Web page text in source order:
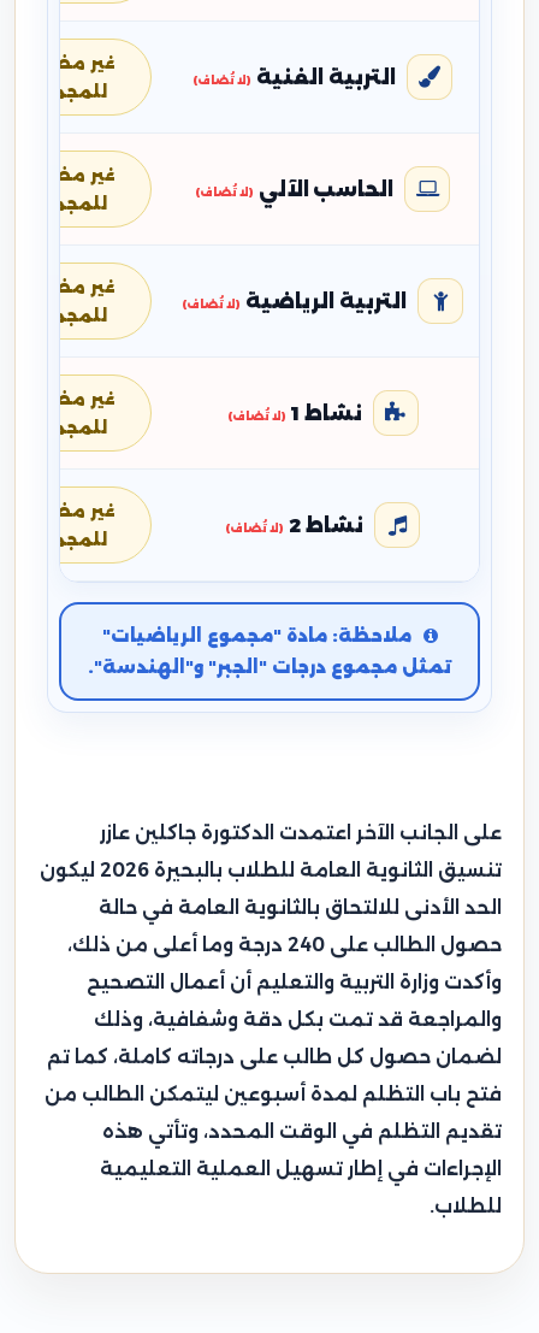
التربية الفنية (لا تُضاف)
غير مضافة
للمجموع
الحاسب الآلي (لا تُضاف)
غير مضافة
للمجموع
التربية الرياضية (لا تُضاف)
غير مضافة
للمجموع
نشاط 1 (لا تُضاف)
غير مضافة
للمجموع
نشاط 2 (لا تُضاف)
غير مضافة
للمجموع
ملاحظة: مادة "مجموع الرياضيات"
تمثل مجموع درجات "الجبر" و"الهندسة".
على الجانب الآخر اعتمدت الدكتورة جاكلين عازر
تنسيق الثانوية العامة للطلاب بالبحيرة 2026 ليكون
الحد الأدنى للالتحاق بالثانوية العامة في حالة
حصول الطالب على 240 درجة وما أعلى من ذلك،
وأكدت وزارة التربية والتعليم أن أعمال التصحيح
والمراجعة قد تمت بكل دقة وشفافية، وذلك
لضمان حصول كل طالب على درجاته كاملة، كما تم
فتح باب التظلم لمدة أسبوعين ليتمكن الطالب من
تقديم التظلم في الوقت المحدد، وتأتي هذه
الإجراءات في إطار تسهيل العملية التعليمية
للطلاب.